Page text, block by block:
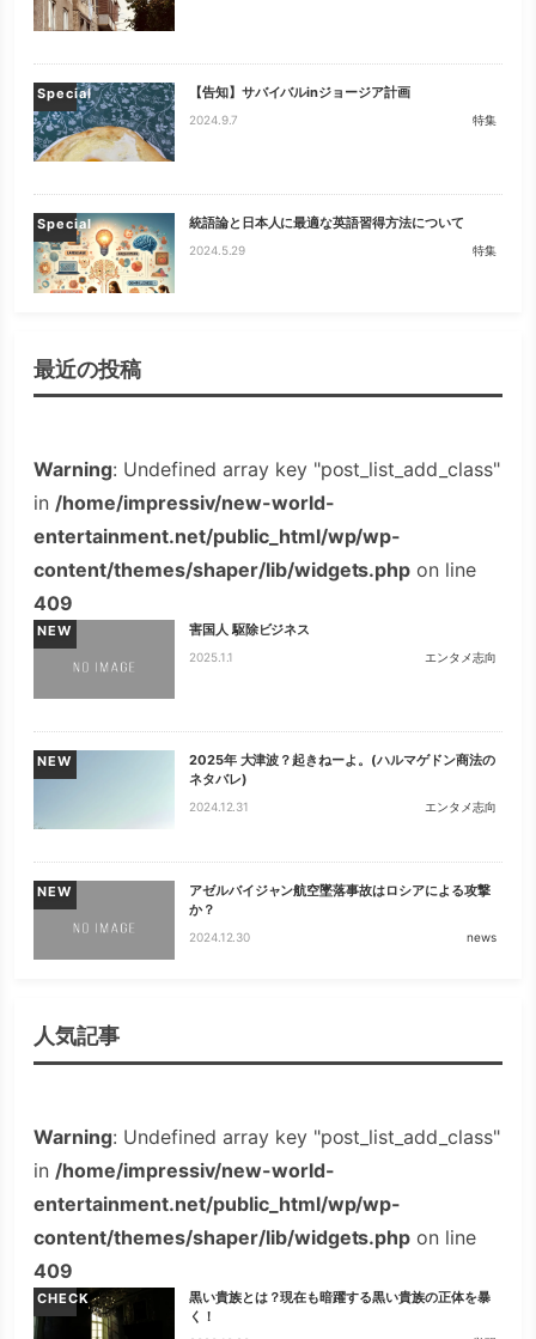
Special 【告知】サバイバルinジョージア計画
2024.9.7 特集
Special 統語論と日本人に最適な英語習得方法について
2024.5.29 特集
最近の投稿
Warning: Undefined array key "post_list_add_class"
in /home/impressiv/new-world-
entertainment.net/public_html/wp/wp-
content/themes/shaper/lib/widgets.php on line
409
NEW 害国人 駆除ビジネス
2025.1.1 エンタメ志向
NEW
2025年 大津波？起きねーよ。(ハルマゲドン商法の
ネタバレ)
2024.12.31 エンタメ志向
NEW
アゼルバイジャン航空墜落事故はロシアによる攻撃
か？
2024.12.30 news
人気記事
Warning: Undefined array key "post_list_add_class"
in /home/impressiv/new-world-
entertainment.net/public_html/wp/wp-
content/themes/shaper/lib/widgets.php on line
409
CHECK
黒い貴族とは？現在も暗躍する黒い貴族の正体を暴
く！